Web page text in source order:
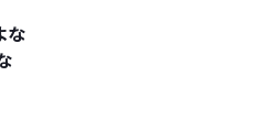
な